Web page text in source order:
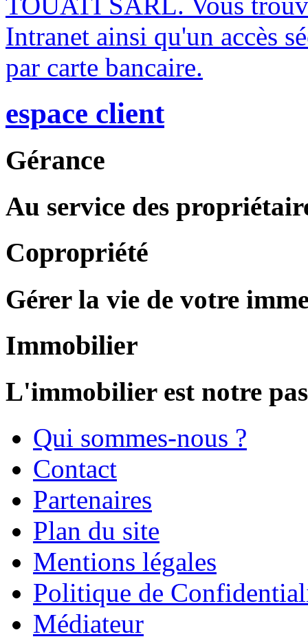
Intranet ainsi qu'un accès
par carte bancaire.
espace client
Gérance
Au service des
Copropriété
Gérer la vie de votre
Immobilier
L'immobilier est notre
Qui sommes-nous ?
Contact
Partenaires
Plan du site
Mentions légales
Politique de
Médiateur